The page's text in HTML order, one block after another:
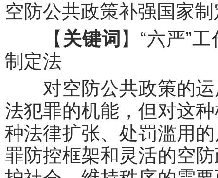
空防公共政策补强国家
【 关键词 】“六严”
制定法
对空防公共政策的运
法犯罪的机能，但对这
种法律扩张、处罚滥用
罪防控框架和灵活的空